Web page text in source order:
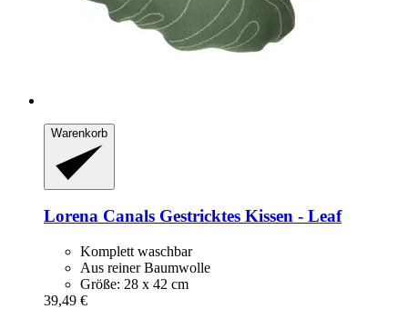
Warenkorb
Lorena Canals Gestricktes Kissen -​ Leaf
Komplett waschbar
Aus reiner Baumwolle
Größe: 28 x 42 cm
39,49 €